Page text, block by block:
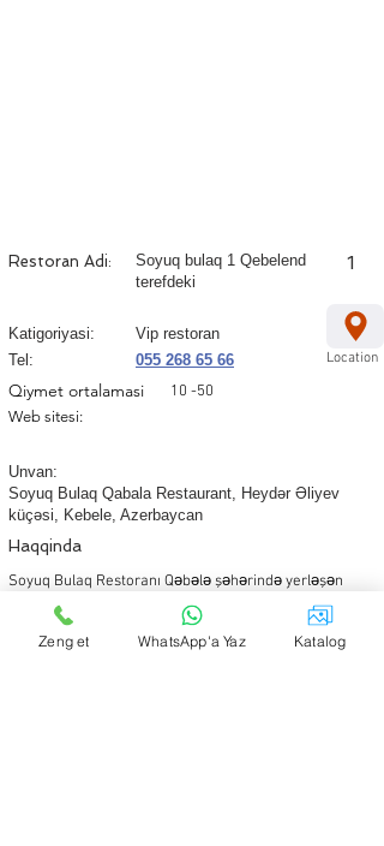
Restoran Adi:
Soyuq bulaq 1 Qebelend
terefdeki
1
Katigoriyasi:
Tel:
Vip restoran
055 268 65 66
Location
Qiymet ortalamasi 10 -50
Web sitesi:
Unvan:
Soyuq Bulaq Qabala Restaurant, Heydər Əliyev
küçəsi, Kebele, Azerbaycan
Haqqinda
Soyuq Bulaq Restoranı Qəbələ şəhərində yerləşən
ailəvi restoran olaraq tanınır. Restoranın ünvanı Həzi
Aslanov küçəsi 47-dir. İş saatları səhər 08:30-dan gecə
yarısına qədərdir.
Zeng et WhatsApp'a Yaz Katalog